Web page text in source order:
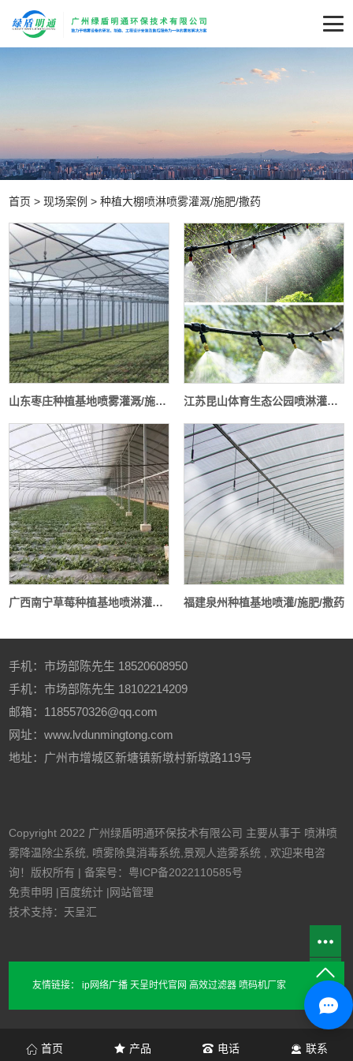
首页 >现场案例 >种植大棚喷淋喷雾灌溉/施肥/撒药
山东枣庄种植基地喷雾灌溉/施肥/撒药 江苏昆山体育生态公园喷淋灌溉/降温
广西南宁草莓种植基地喷淋灌溉/施肥/撒药 福建泉州种植基地喷灌/施肥/撒药
手机：市场部陈先生 18520608950
手机：市场部陈先生 18102214209
邮箱：1185570326@qq.com
网址：www.lvdunmingtong.com
地址：广州市增城区新塘镇新墩村新墩路119号
Copyright 2022 广州绿盾明通环保技术有限公司 主要从事于 喷淋喷
雾降温除尘系统
喷雾除臭消毒系统 景观人造雾系统 , 欢迎来电咨
询！版权所有 | 备案号： 粤ICP备2022110585号
免责申明 |百度统计 |网站管理
技术支持：天呈汇
友情链接：ip网络广播 天呈时代官网 高效过滤器 喷码机厂家
首页 产品 电话 联系